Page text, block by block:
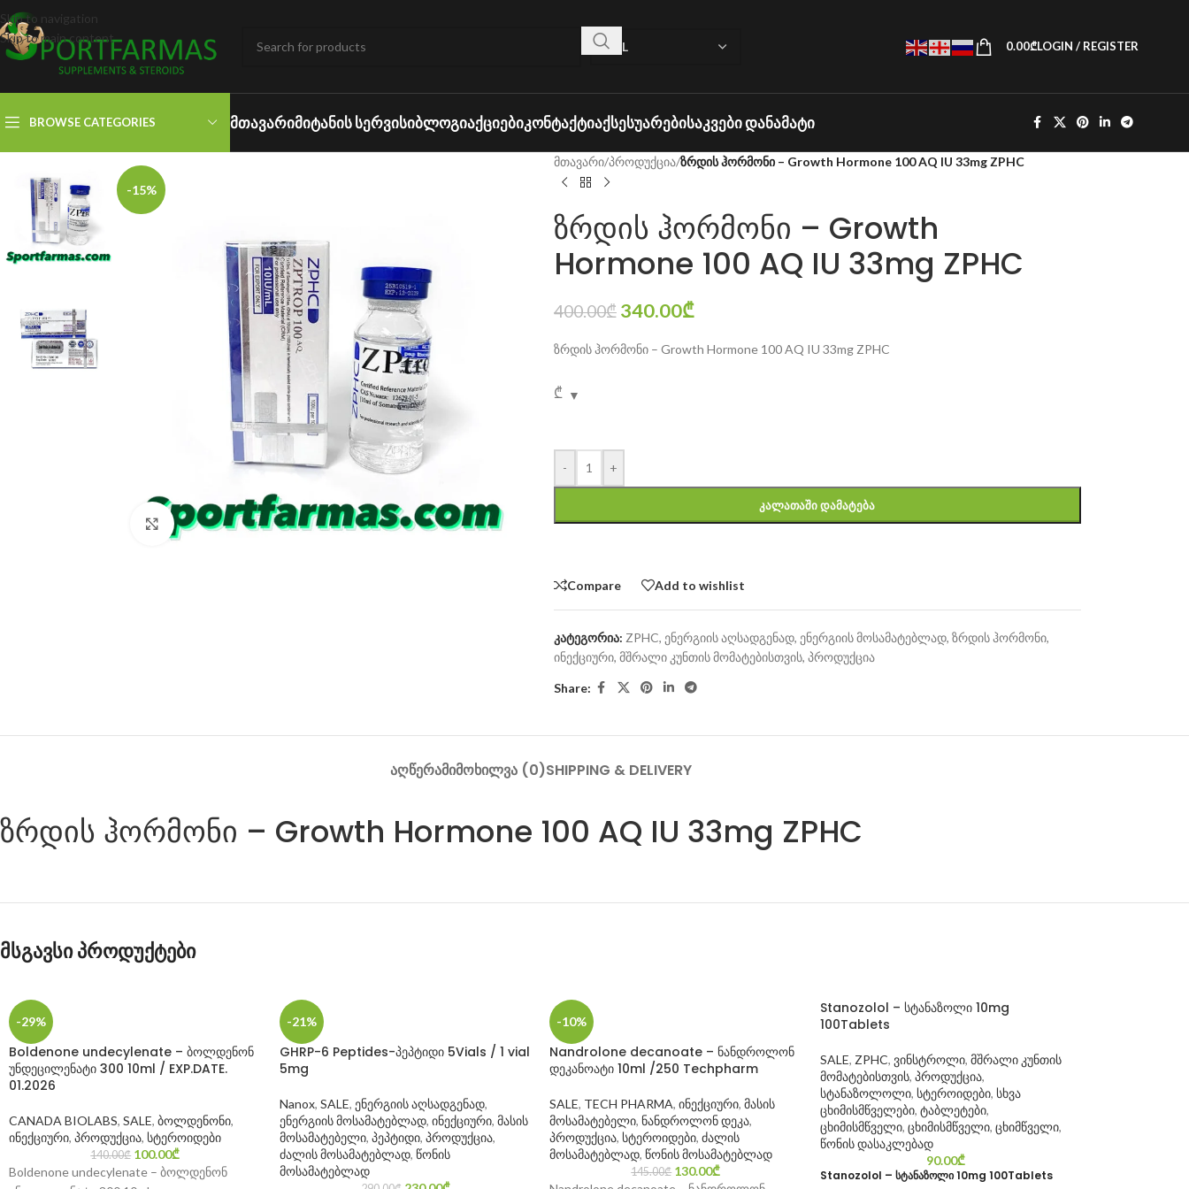
Skip to navigation
Skip to main content
0.00₾LOGIN / REGISTER
BROWSE CATEGORIES ᲛᲗᲐᲕᲐᲠᲘᲛᲘᲢᲐᲜᲘᲡ ᲡᲔᲠᲕᲘᲡᲘᲑᲚᲝᲒᲘᲐᲥᲪᲘᲔᲑᲘᲙᲝᲜᲢᲐᲥᲢᲘᲐᲥᲡᲔᲡᲣᲐᲠᲔᲑᲘᲡᲐᲙᲕᲔᲑᲘ ᲓᲐᲜᲐᲛᲐᲢᲘ
-15%
Click to enlarge
მთავარი/პროდუქცია/ზრდის ჰორმონი – Growth Hormone 100 AQ IU 33mg ZPHC
ზრდის ჰორმონი – Growth
Hormone 100 AQ IU 33mg ZPHC
400.00₾ 340.00₾
ზრდის ჰორმონი – Growth Hormone 100 AQ IU 33mg ZPHC
₾
- +
ᲙᲐᲚᲐᲗᲐᲨᲘ ᲓᲐᲛᲐᲢᲔᲑᲐ
Compare Add to wishlist
კატეგორია: ZPHC, ენერგიის აღსადგენად, ენერგიის მოსამატებლად, ზრდის ჰორმონი,
ინექციური, მშრალი კუნთის მომატებისთვის, პროდუქცია
Share:
ᲐᲦᲬᲔᲠᲐᲛᲘᲛᲝᲮᲘᲚᲕᲐ (0)SHIPPING & DELIVERY
ზრდის ჰორმონი – Growth Hormone 100 AQ IU 33mg ZPHC
მსგავსი პროდუქტები
-29%
Boldenone undecylenate – ბოლდენონ
უნდეცილენატი 300 10ml / EXP.DATE.
01.2026
CANADA BIOLABS, SALE, ბოლდენონი,
ინექციური, პროდუქცია, სტეროიდები
140.00₾ 100.00₾
Boldenone undecylenate – ბოლდენონ
-21%
GHRP-6 Peptides-პეპტიდი 5Vials / 1 vial
5mg
Nanox, SALE, ენერგიის აღსადგენად,
ენერგიის მოსამატებლად, ინექციური, მასის
მოსამატებელი, პეპტიდი, პროდუქცია,
ძალის მოსამატებლად, წონის
მოსამატებლად
-10%
Nandrolone decanoate – ნანდროლონ
დეკანოატი 10ml /250 Techpharm
SALE, TECH PHARMA, ინექციური, მასის
მოსამატებელი, ნანდროლონ დეკა,
პროდუქცია, სტეროიდები, ძალის
მოსამატებლად, წონის მოსამატებლად
145.00₾ 130.00₾
Stanozolol – სტანაზოლი 10mg
100Tablets
SALE, ZPHC, ვინსტროლი, მშრალი კუნთის
მომატებისთვის, პროდუქცია,
სტანაზოლოლი, სტეროიდები, სხვა
ცხიმისმწველები, ტაბლეტები,
ცხიმისმწველი, ცხიმისმწველი, ცხიმწველი,
წონის დასაკლებად
90.00₾
Stanozolol – სტანაზოლი 10mg 100Tablets